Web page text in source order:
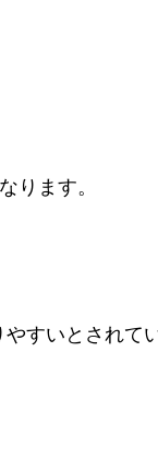
ります。
すいとされて